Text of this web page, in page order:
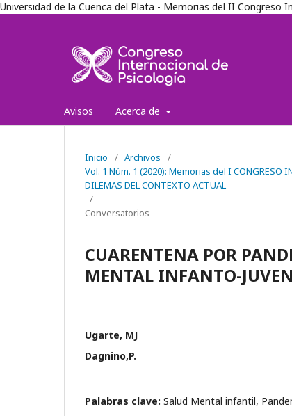
Universidad de la Cuenca del Plata - Memorias del II Congreso
Avisos Acerca de
Inicio / Archivos
/
Vol. 1 Núm. 1 (2020): Memorias del I CONGRESO
DILEMAS DEL CONTEXTO ACTUAL
/
Conversatorios
CUARENTENA POR
MENTAL INFANTO-
Ugarte, MJ
Dagnino,P.
Palabras clave: Salud Mental infantil,